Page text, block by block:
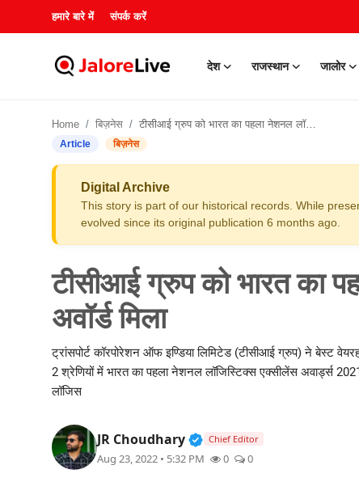
हमारे बारे में संपर्क करें
देश राजस्थान जालोर
लाइफस्टाइल
Home बिज़नेस टीसीआई ग्रुप को भारत का पहला नेशनल लॉजिस्टिक्स एक्सीलेंसी अवॉर्ड मिला
Article बिज़नेस
Digital Archive
This story is part of our historical records. While
evolved since its original publication 6 months ago.
टीसीआई ग्रुप को भारत का
अवॉर्ड मिला
ट्रांसपोर्ट कॉरपोरेशन ऑफ इण्डिया लिमिटेड (टीसीआई ग्रुप) ने बेस्ट
2 श्रेणियों में भारत का पहला नेशनल लॉजिस्टिक्स एक्सीलेंस अवार्ड्स
लॉजिस
JR Choudhary Verified Public Figure •
Chief Editor
Aug 23, 2022 • 5:32 PM 0 0